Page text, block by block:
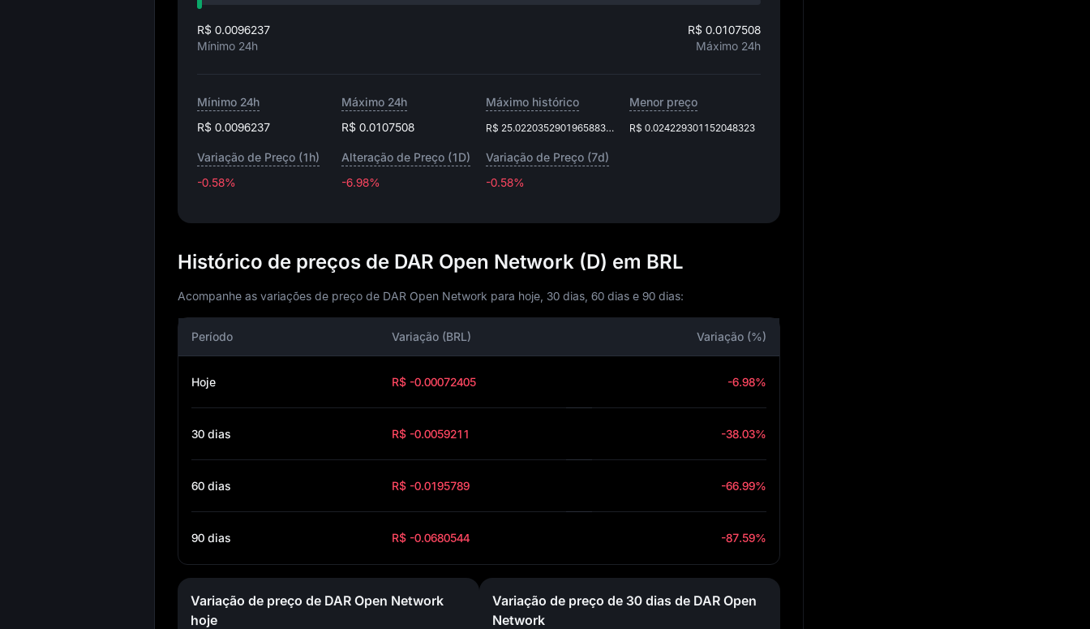
R$ 0.0096237
Mínimo 24h
R$ 0.0107508
Máximo 24h
Mínimo 24h
R$ 0.0096237
Máximo 24h
R$ 0.0107508
Máximo histórico
R$ 25.022035290196588344
Menor preço
R$ 0.024229301152048323
Variação de Preço (1h)
-0.58%
Alteração de Preço (1D)
-6.98%
Variação de Preço (7d)
-0.58%
Histórico de preços de DAR Open Network (D) em BRL
Acompanhe as variações de preço de DAR Open Network para hoje, 30 dias, 60 dias e 90 dias:
Período Variação (BRL) Variação (%)
Hoje R$ -0.00072405 -6.98%
30 dias R$ -0.0059211 -38.03%
60 dias R$ -0.0195789 -66.99%
90 dias R$ -0.0680544 -87.59%
Variação de preço de DAR Open Network
hoje
Variação de preço de 30 dias de DAR Open
Network